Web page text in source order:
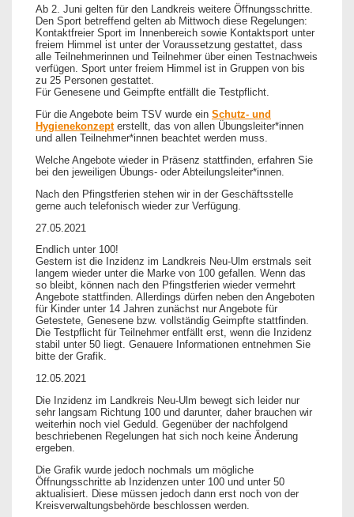
Ab 2. Juni gelten für den Landkreis weitere Öffnungsschritte.
Den Sport betreffend gelten ab Mittwoch diese Regelungen:
Kontaktfreier Sport im Innenbereich sowie Kontaktsport unter
freiem Himmel ist unter der Voraussetzung gestattet, dass
alle Teilnehmerinnen und Teilnehmer über einen Testnachweis
verfügen. Sport unter freiem Himmel ist in Gruppen von bis
zu 25 Personen gestattet.
Für Genesene und Geimpfte entfällt die Testpflicht.
Für die Angebote beim TSV wurde ein Schutz- und
Hygienekonzepterstellt, das von allen Übungsleiter*innen
und allen Teilnehmer*innen beachtet werden muss.
Welche Angebote wieder in Präsenz stattfinden, erfahren Sie
bei den jeweiligen Übungs- oder Abteilungsleiter*innen.
Nach den Pfingstferien stehen wir in der Geschäftsstelle
gerne auch telefonisch wieder zur Verfügung.
27.05.2021
Endlich unter 100!
Gestern ist die Inzidenz im Landkreis Neu-Ulm erstmals seit
langem wieder unter die Marke von 100 gefallen. Wenn das
so bleibt, können nach den Pfingstferien wieder vermehrt
Angebote stattfinden. Allerdings dürfen neben den Angeboten
für Kinder unter 14 Jahren zunächst nur Angebote für
Getestete, Genesene bzw. vollständig Geimpfte stattfinden.
Die Testpflicht für Teilnehmer entfällt erst, wenn die Inzidenz
stabil unter 50 liegt. Genauere Informationen entnehmen Sie
bitte der Grafik.
12.05.2021
Die Inzidenz im Landkreis Neu-Ulm bewegt sich leider nur
sehr langsam Richtung 100 und darunter, daher brauchen wir
weiterhin noch viel Geduld. Gegenüber der nachfolgend
beschriebenen Regelungen hat sich noch keine Änderung
ergeben.
Die Grafik wurde jedoch nochmals um mögliche
Öffnungsschritte ab Inzidenzen unter 100 und unter 50
aktualisiert. Diese müssen jedoch dann erst noch von der
Kreisverwaltungsbehörde beschlossen werden.